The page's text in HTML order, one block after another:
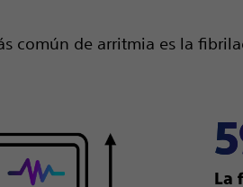
común de arritmia es la
La